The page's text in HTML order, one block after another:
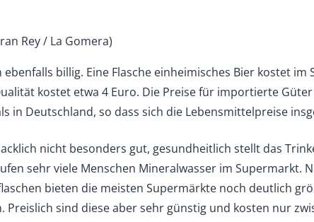
Rey / La Gomera)
billig. Eine Flasche einheimisches Bier kostet im
kostet etwa 4 Euro. Die Preise für importierte
in Deutschland, so dass sich die Lebensmittelpreise
nicht besonders gut, gesundheitlich stellt das
sehr viele Menschen Mineralwasser im Supermarkt.
bieten die meisten Supermärkte noch deutlich
Preislich sind diese aber sehr günstig und kosten nur